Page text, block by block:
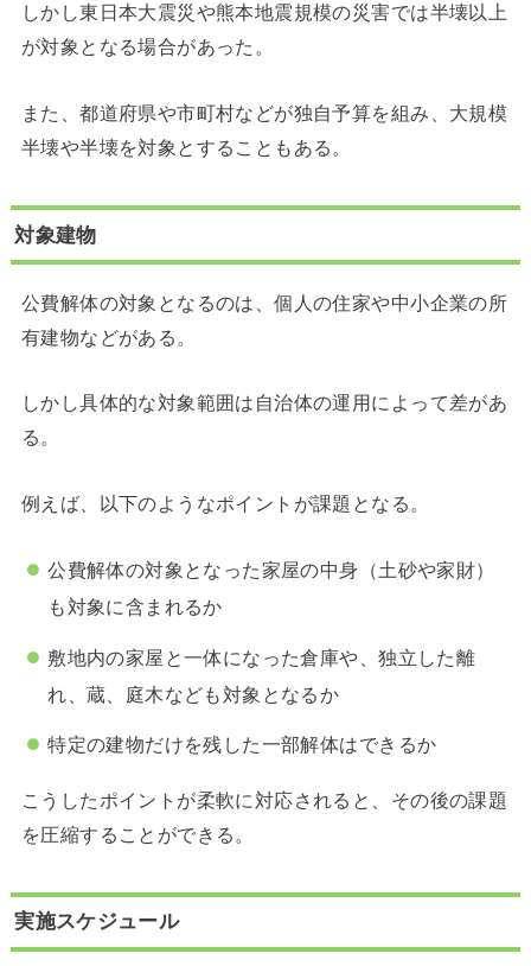
しかし東日本大震災や熊本地震規模の災害では半壊以上
が対象となる場合があった。
また、都道府県や市町村などが独自予算を組み、大規模
半壊や半壊を対象とすることもある。
対象建物
公費解体の対象となるのは、個人の住家や中小企業の所
有建物などがある。
しかし具体的な対象範囲は自治体の運用によって差があ
る。
例えば、以下のようなポイントが課題となる。
公費解体の対象となった家屋の中身（土砂や家財）
も対象に含まれるか
敷地内の家屋と一体になった倉庫や、独立した離
れ、蔵、庭木なども対象となるか
特定の建物だけを残した一部解体はできるか
こうしたポイントが柔軟に対応されると、その後の課題
を圧縮することができる。
実施スケジュール